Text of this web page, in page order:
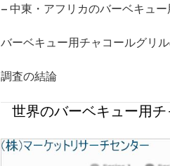
– 中東・アフリカのバーベキュ
バーベキュー用チャコールグリ
調査の結論
世界のバーベキュー用